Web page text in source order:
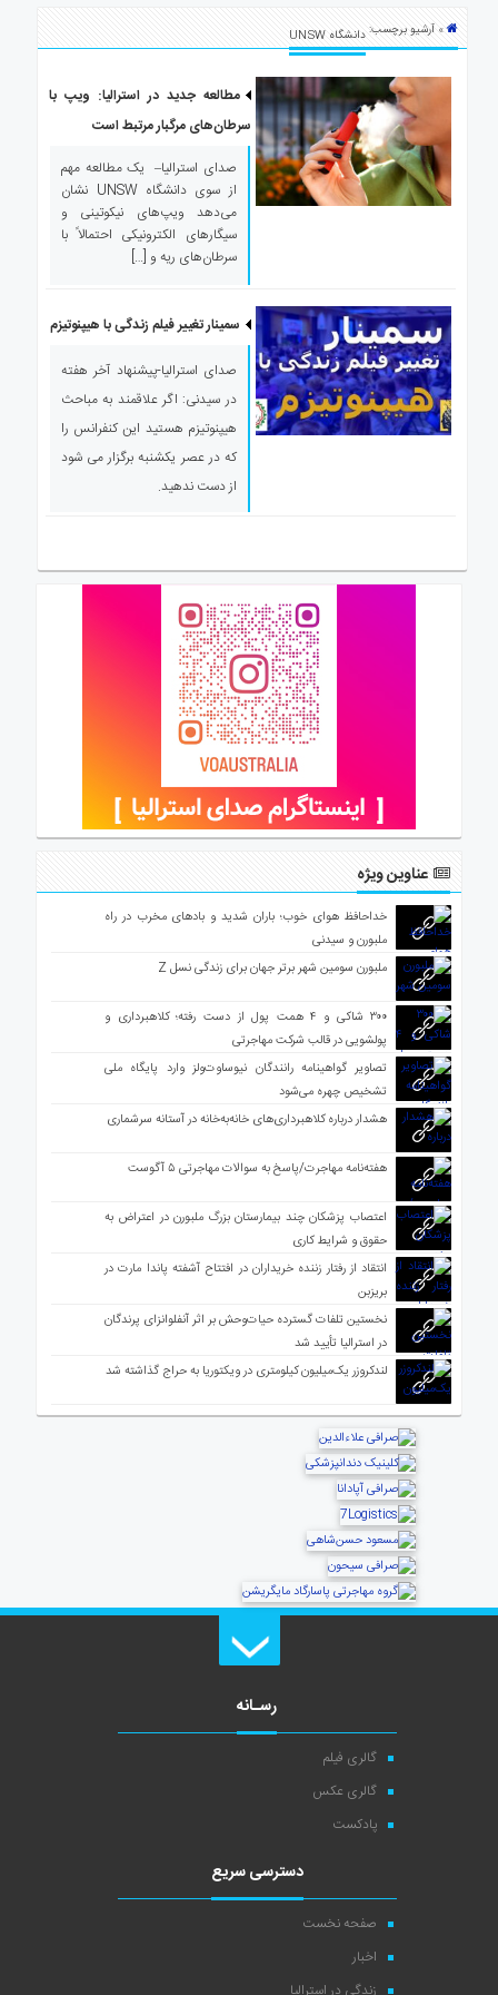
استرالیا
ارتباط
» آرشیو برچسب:دانشگاه UNSW
مطالعه جدید در استرالیا: ویپ با
سرطان‌های مرگبار مرتبط است
صدای استرالیا– یک مطالعه مهم
از سوی دانشگاه UNSW نشان
می‌دهد ویپ‌های نیکوتینی و
سیگارهای الکترونیکی احتمالاً با
سرطان‌های ریه و […]
سمینار تغییر فیلم زندگی با هیپنوتیزم
صدای استرالیا-پیشنهاد آخر هفته
در سیدنی: اگر علاقمند به مباحث
هیپنوتیزم هستید این کنفرانس را
که در عصر یکشنبه برگزار می شود
از دست ندهید.
عناوین ویژه
خداحافظ هوای خوب؛ باران شدید و بادهای مخرب در راه
ملبورن و سیدنی
ملبورن سومین شهر برتر جهان برای زندگی نسل Z
۳۰۰ شاکی و ۴ همت پول از دست رفته؛ کلاهبرداری و
پولشویی در قالب شرکت مهاجرتی
تصاویر گواهینامه رانندگان نیوساوت‌ولز وارد پایگاه ملی
تشخیص چهره می‌شود
هشدار درباره کلاهبرداری‌های خانه‌به‌خانه در آستانه سرشماری
هفته‌نامه مهاجرت/پاسخ به سوالات مهاجرتی ۵ آگوست
اعتصاب پزشکان چند بیمارستان بزرگ ملبورن در اعتراض به
حقوق و شرایط کاری
انتقاد از رفتار زننده خریداران در افتتاح آشفته پاندا مارت در
بریزبن
نخستین تلفات گسترده حیات‌وحش بر اثر آنفلوانزای پرندگان
در استرالیا تأیید شد
لندکروزر یک‌میلیون کیلومتری در ویکتوریا به حراج گذاشته شد
رسـانه
گالری فیلم
گالری عکس
پادکست
دسترسی سریع
صفحه نخست
اخبار